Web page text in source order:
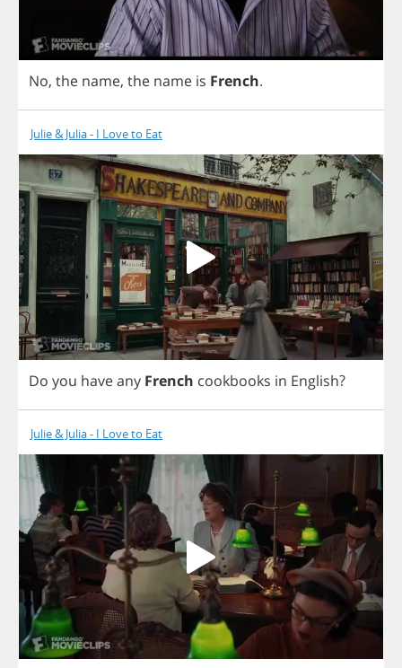
No, the name, the name is French.
Julie & Julia - I Love to Eat
Do you haveany French cookbooks in English?
Julie & Julia - I Love to Eat